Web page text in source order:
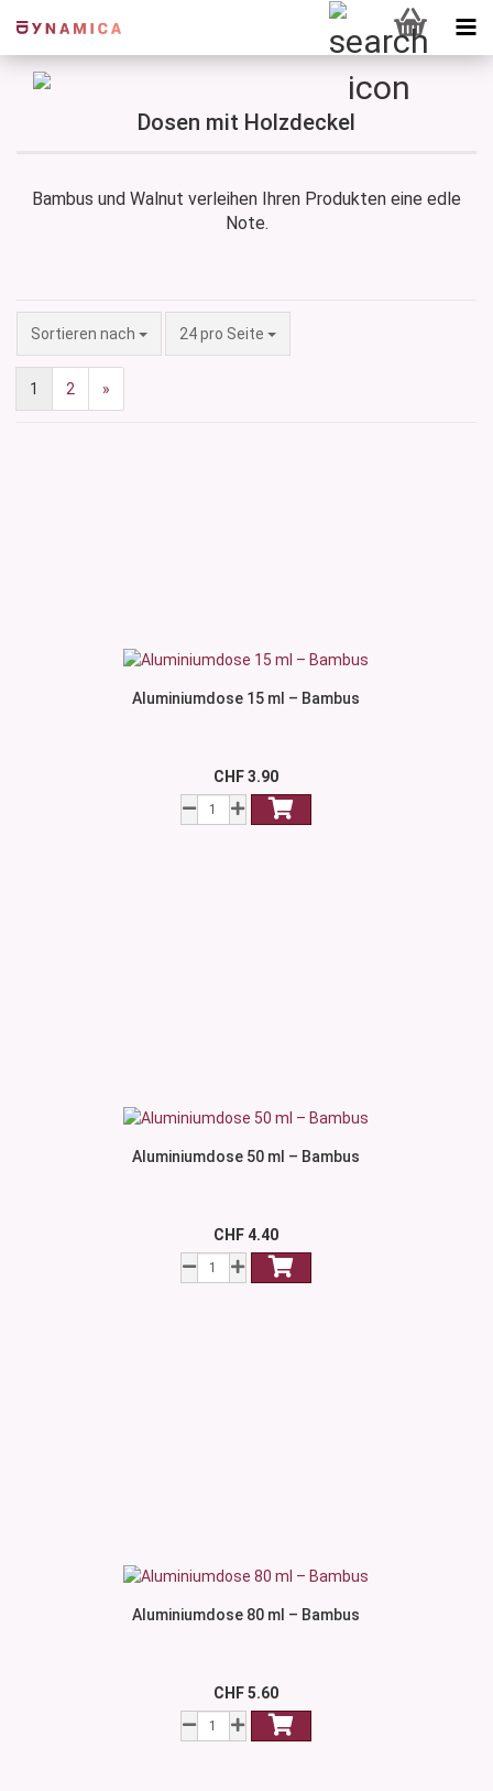
Dosen mit Holzdeckel
Bambus und Walnut verleihen Ihren Produkten eine edle
Note.
Sortieren nach
Sortieren nach 24 pro Seite
pro Seite
1 2 »
Aluminiumdose 15 ml – Bambus
CHF 3.90
Aluminiumdose 50 ml – Bambus
CHF 4.40
Aluminiumdose 80 ml – Bambus
CHF 5.60